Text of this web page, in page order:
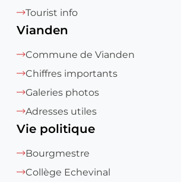
Tourist info
Vianden
Commune de Vianden
Chiffres importants
Galeries photos
Adresses utiles
Vie politique
Bourgmestre
Collège Echevinal